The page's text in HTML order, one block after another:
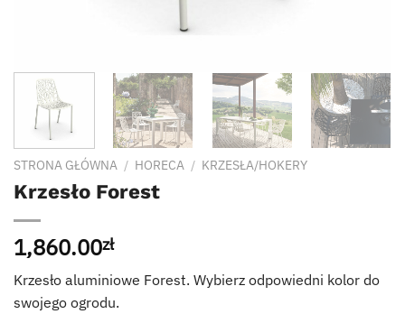
STRONA GŁÓWNA / HORECA / KRZESŁA/HOKERY
Krzesło Forest
1,860.00zł
Krzesło aluminiowe Forest. Wybierz odpowiedni kolor do
swojego ogrodu.